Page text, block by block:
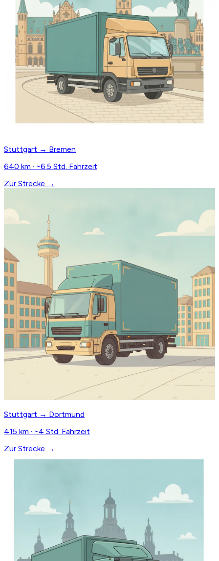
Stuttgart → Bremen
640 km · ~6.5 Std. Fahrzeit
Zur Strecke →
Stuttgart → Dortmund
415 km · ~4 Std. Fahrzeit
Zur Strecke →